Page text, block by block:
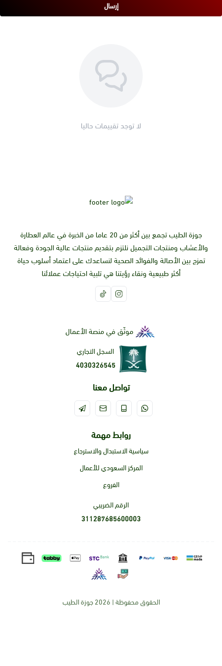
إرسال
لا توجد تقييمات حاليا
جوزة الطيب تجمع بين أكثر من 20 عاما من الخبرة في عالم العطارة
والأعشاب ومنتجات التجميل نلتزم بتقديم منتجات عالية الجودة وفعالة
تمزج بين الأصالة والفوائد الصحية لنساعدك على اعتماد أسلوب حياة
أكثر طبيعية ونقاء رؤيتنا هي تلبية احتياجات عملائنا
موثّق في منصة الأعمال
السجل التجاري
4030326545
تواصل معنا
روابط مهمة
سياسية الاستبدال والاسترجاع
المركز السعودي للأعمال
الفروع
الرقم الضريبي
311287685600003
الحقوق محفوظة | 2026 جوزة الطيب